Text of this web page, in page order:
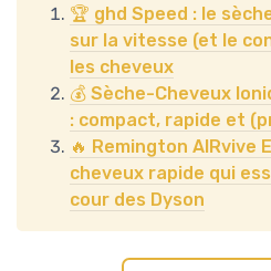
🏆 ghd Speed : le
sur la vitesse (et le
les cheveux
💰 Sèche-Cheveux
: compact, rapide et
🔥 Remington AIRvive
cheveux rapide qui
cour des Dyson